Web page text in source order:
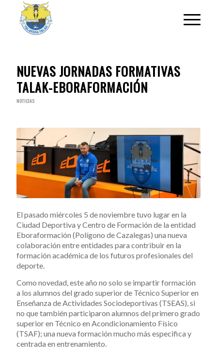
NUEVAS JORNADAS FORMATIVAS
TALAK-EBORAFORMACIÓN
NOTICIAS
El pasado miércoles 5 de noviembre tuvo lugar en la
Ciudad Deportiva y Centro de Formación de la entidad
Eboraformación (Polígono de Cazalegas) una nueva
colaboración entre entidades para contribuir en la
formación académica de los futuros profesionales del
deporte.
Como novedad, este año no solo se impartir formación
a los alumnos del grado superior de Técnico Superior en
Enseñanza de Actividades Sociodeportivas (TSEAS), si
no que también participaron alumnos del primero grado
superior en Técnico en Acondicionamiento Físico
(TSAF); una nueva formación mucho más especifica y
centrada en entrenamiento.